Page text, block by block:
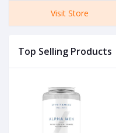
Visit Store
Top Selling Products